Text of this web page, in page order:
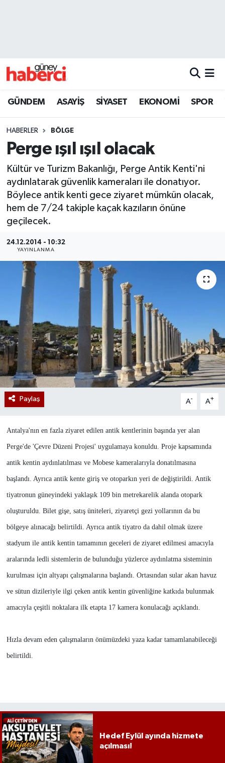
GÜNDEM ASAYİŞ SİYASET EKONOMİ SPOR
HABERLER BÖLGE
Perge ışıl ışıl olacak
Kültür ve Turizm Bakanlığı, Perge Antik Kenti'ni
aydınlatarak güvenlik kameraları ile donatıyor.
Böylece antik kenti gece ziyaret mümkün olacak,
hem de 7/24 takiple kaçak kazıların önüne
geçilecek.
24.12.2014 - 10:32
YAYINLANMA
Paylaş A- A+
Antalya'nın en fazla ziyaret edilen antik kentlerinin başında yer alan
Perge'de 'Çevre Düzeni Projesi' uygulamaya konuldu. Proje kapsamında
antik kentin aydınlatılması ve Mobese kameralarıyla donatılmasına
başlandı. Ayrıca antik kente giriş ve otoparkın yeri de değiştirildi. Antik
tiyatronun güneyindeki yaklaşık 109 bin metrekarelik alanda otopark
oluşturuldu. Bilet gişe, satış üniteleri, ziyaretçi gezi yollarının da bu
bölgeye alınacağı belirtildi. Ayrıca antik tiyatro da dahil olmak üzere
stadyum ile antik kentin tamamının geceleri de ziyaret edilmesi amacıyla
aralarında ledli sistemlerin de bulunduğu yüzlerce aydınlatma sisteminin
kurulması için altyapı çalışmalarına başlandı. Ortasından sular akan havuz
ve sütun dizileriyle ilgi çeken antik kentin güvenliğine katkıda bulunmak
amacıyla çeşitli noktalara ilk etapta 17 kamera konulacağı açıklandı.
Hızla devam eden çalışmaların önümüzdeki yaza kadar tamamlanabileceği
belirtildi.
Hedef Eylül ayında hizmete
açılması!
Beyoğlu Trafik Yoğunluk Haritası
Son Dakika Haberleri
Haber Arşivi